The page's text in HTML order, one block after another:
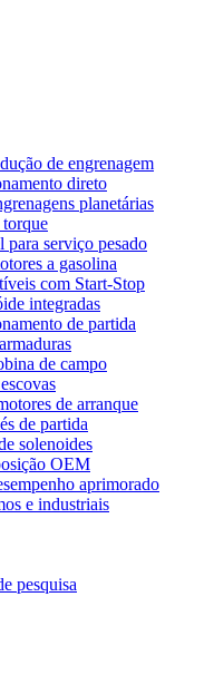
de engrenagem
direto
planetárias
torque
para serviço pesado
a gasolina
com Start-Stop
integradas
de partida
de campo
de arranque
de partida
solenoides
OEM
aprimorado
e industriais
pesquisa